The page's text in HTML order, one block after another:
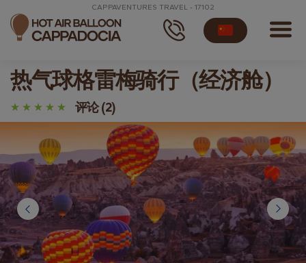
CAPPAVENTURES TRAVEL - 17102
热气球格雷梅骑行（经济舱）
评论 (2)